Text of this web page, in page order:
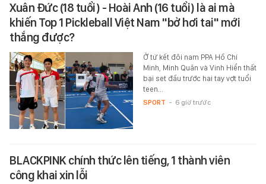
Xuân Đức (18 tuổi) - Hoài Anh (16 tuổi) là ai mà
khiến Top 1 Pickleball Việt Nam "bở hơi tai" mới
thắng được?
Ở tứ kết đôi nam PPA Hồ Chí
Minh, Minh Quân và Vinh Hiển thất
bại set đầu trước hai tay vợt tuổi
teen...
SPORT - 6 giờ trước
BLACKPINK chính thức lên tiếng, 1 thành viên
công khai xin lỗi